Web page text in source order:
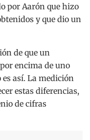
por Aarón que hizo
y que dio un
de que un
encima de uno
es así. La medición
estas diferencias,
de cifras